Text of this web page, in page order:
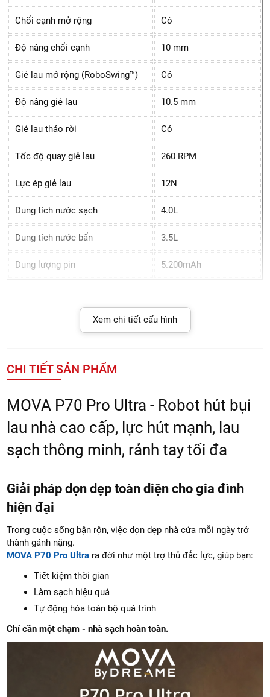
CHI TIẾT SẢN PHẨM
MOVA P70 Pro Ultra - Robot hút bụi
lau nhà cao cấp, lực hút mạnh, lau
sạch thông minh, rảnh tay tối đa
Giải pháp dọn dẹp toàn diện cho gia đình
hiện đại
Trong cuộc sống bận rộn, việc dọn dẹp nhà cửa mỗi ngày trở
thành gánh nặng.
MOVA P70 Pro Ultra ra đời như một trợ thủ đắc lực, giúp bạn:
Tiết kiệm thời gian
Làm sạch hiệu quả
Tự động hóa toàn bộ quá trình
Chỉ cần một chạm - nhà sạch hoàn toàn.
Chổi cạnh mở rộng Có
Độ nâng chổi cạnh 10 mm
Giẻ lau mở rộng (RoboSwing™) Có
Độ nâng giẻ lau 10.5 mm
Giẻ lau tháo rời Có
Tốc độ quay giẻ lau 260 RPM
Lực ép giẻ lau 12N
Dung tích nước sạch 4.0L
Dung tích nước bẩn 3.5L
Dung lượng pin 5.200mAh
Xem chi tiết cấu hình